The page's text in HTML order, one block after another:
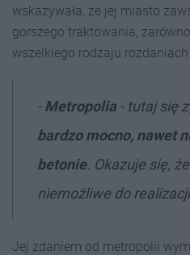
wskazywała, że jej miasto
gorszego traktowania,
wszelkiego rodzaju
-Metropolia - tutaj się
bardzo mocno, nawet
betonie. Okazuje się,
niemożliwe do
Jej zdaniem od metropolii